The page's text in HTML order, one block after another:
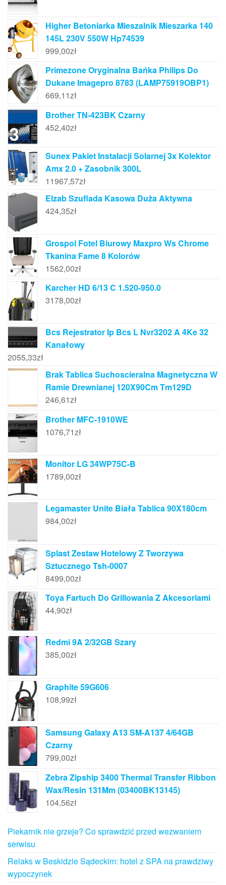
Higher Betoniarka Mieszalnik Mieszarka 140
145L 230V 550W Hp74539
999,00zł
Primezone Oryginalna Bańka Philips Do
Dukane Imagepro 8783 (LAMP75919OBP1)
669,11zł
Brother TN-423BK Czarny
452,40zł
Sunex Pakiet Instalacji Solarnej 3x Kolektor
Amx 2.0 + Zasobnik 300L
11967,57zł
Elzab Szuflada Kasowa Duża Aktywna
424,35zł
Grospol Fotel Biurowy Maxpro Ws Chrome
Tkanina Fame 8 Kolorów
1562,00zł
Karcher HD 6/13 C 1.520-950.0
3178,00zł
Bcs Rejestrator Ip Bcs L Nvr3202 A 4Ke 32
Kanałowy
2055,33zł
Brak Tablica Suchoscieralna Magnetyczna W
Ramie Drewnianej 120X90Cm Tm129D
246,61zł
Brother MFC-1910WE
1076,71zł
Monitor LG 34WP75C-B
1789,00zł
Legamaster Unite Biała Tablica 90X180cm
984,00zł
Splast Zestaw Hotelowy Z Tworzywa
Sztucznego Tsh-0007
8499,00zł
Toya Fartuch Do Grillowania Z Akcesoriami
44,90zł
Redmi 9A 2/32GB Szary
385,00zł
Graphite 59G606
108,99zł
Samsung Galaxy A13 SM-A137 4/64GB
Czarny
799,00zł
Zebra Zipship 3400 Thermal Transfer Ribbon
Wax/Resin 131Mm (03400BK13145)
104,56zł
Piekarnik nie grzeje? Co sprawdzić przed wezwaniem
serwisu
Relaks w Beskidzie Sądeckim: hotel z SPA na prawdziwy
wypoczynek